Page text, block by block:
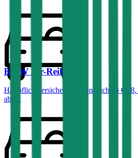
BMW 3er-Reihe
Haftpflichtversicherung monatlich ab € 68,
ab …